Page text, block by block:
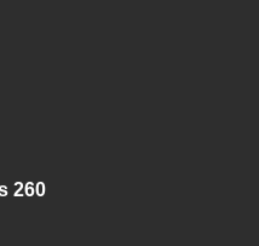
260